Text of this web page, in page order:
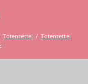
Totenzettel
Totenzettel
I